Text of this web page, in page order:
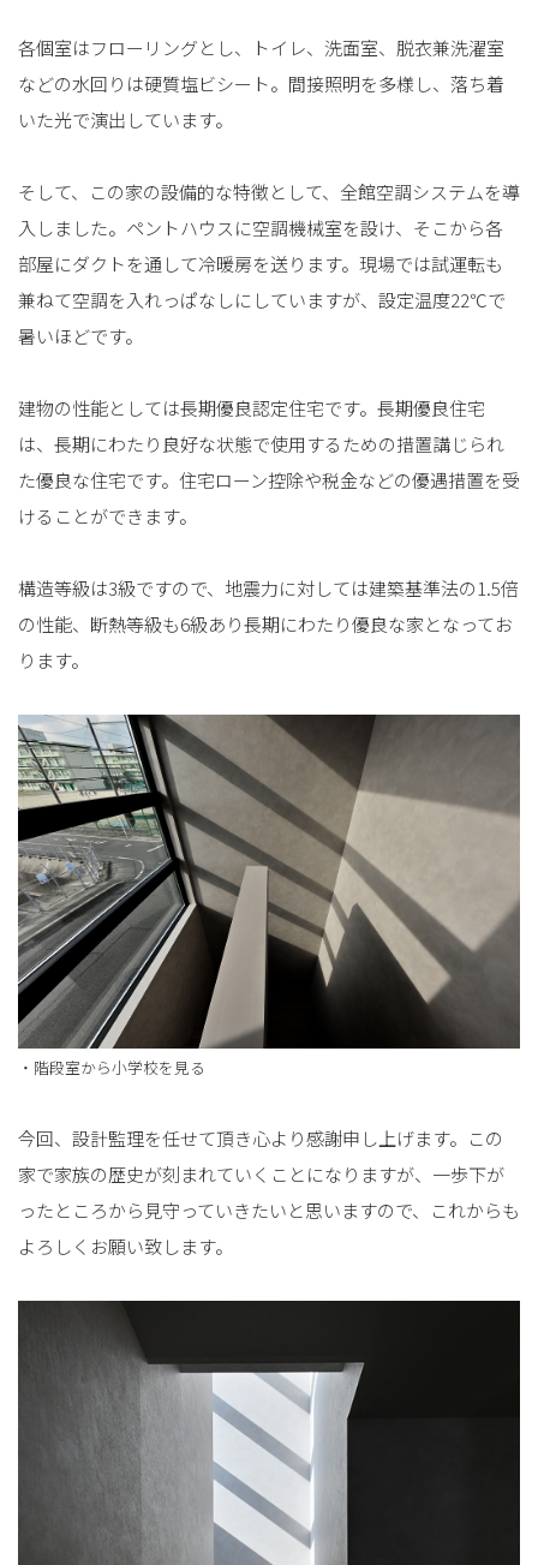
各個室はフローリングとし、トイレ、洗面室、脱衣兼洗濯室
などの水回りは硬質塩ビシート。間接照明を多様し、落ち着
いた光で演出しています。
そして、この家の設備的な特徴として、全館空調システムを導
入しました。ペントハウスに空調機械室を設け、そこから各
部屋にダクトを通して冷暖房を送ります。現場では試運転も
兼ねて空調を入れっぱなしにしていますが、設定温度22℃で
暑いほどです。
建物の性能としては長期優良認定住宅です。長期優良住宅
は、長期にわたり良好な状態で使用するための措置講じられ
た優良な住宅です。住宅ローン控除や税金などの優遇措置を受
けることができます。
構造等級は3級ですので、地震力に対しては建築基準法の1.5倍
の性能、断熱等級も6級あり長期にわたり優良な家となってお
ります。
・階段室から小学校を見る
今回、設計監理を任せて頂き心より感謝申し上げます。この
家で家族の歴史が刻まれていくことになりますが、一歩下が
ったところから見守っていきたいと思いますので、これからも
よろしくお願い致します。